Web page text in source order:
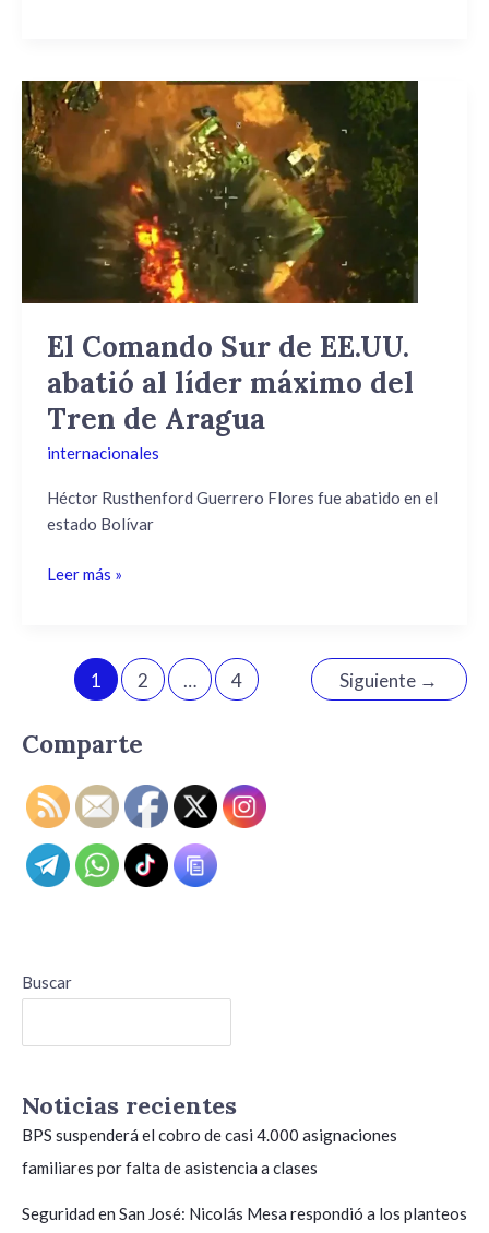
El Comando Sur de EE.UU.
abatió al líder máximo del
Tren de Aragua
internacionales
Héctor Rusthenford Guerrero Flores fue abatido en el
estado Bolívar
El
Comando
Sur
de
máximo
Tren
de
Aragua
Leer más »
1 2 … 4 Siguiente →
Comparte
Buscar
Noticias recientes
BPS suspenderá el cobro de casi 4.000 asignaciones
familiares por falta de asistencia a clases
Seguridad en San José: Nicolás Mesa respondió a los planteos